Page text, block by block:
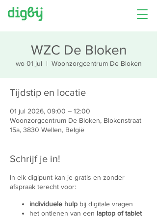
WZC De Bloken
wo 01 jul
  |
Woonzorgcentrum De Bloken
Tijdstip en locatie
01 jul 2026, 09:00 – 12:00
Woonzorgcentrum De Bloken, Blokenstraat
15a, 3830 Wellen, België
Schrijf je in!
In elk digipunt kan je gratis en zonder
afspraak terecht voor:
individuele hulp bij digitale vragen
het ontlenen van een laptop of tablet